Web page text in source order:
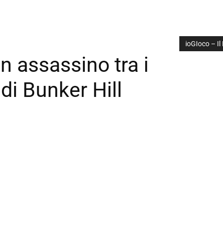
assassino tra i
Bunker Hill
ioGIoco – Il